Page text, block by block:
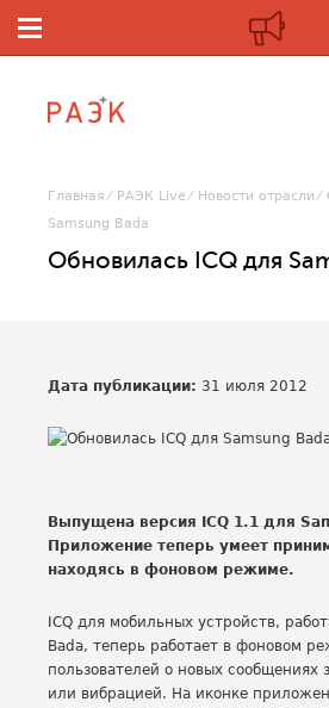
Главная РАЭК Live Новости отрасли
Samsung Bada
Обновилась ICQ для
Дата публикации: 31 июля 2012
Выпущена версия ICQ 1.1 для
Приложение теперь умеет
находясь в фоновом режиме.
ICQ для мобильных устройств,
Bada, теперь работает в фоновом
пользователей о новых сообщениях
или вибрацией. На иконке